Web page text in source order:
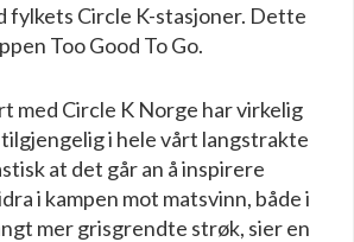
fylkets Circle K-stasjoner. Dette
Too Good To Go.
med Circle K Norge har virkelig
i hele vårt langstrakte
at det går an å inspirere
i kampen mot matsvinn, både i
mer grisgrendte strøk, sier en